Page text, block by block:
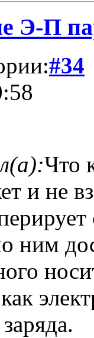
Э-П
#34
Что
и не
ним